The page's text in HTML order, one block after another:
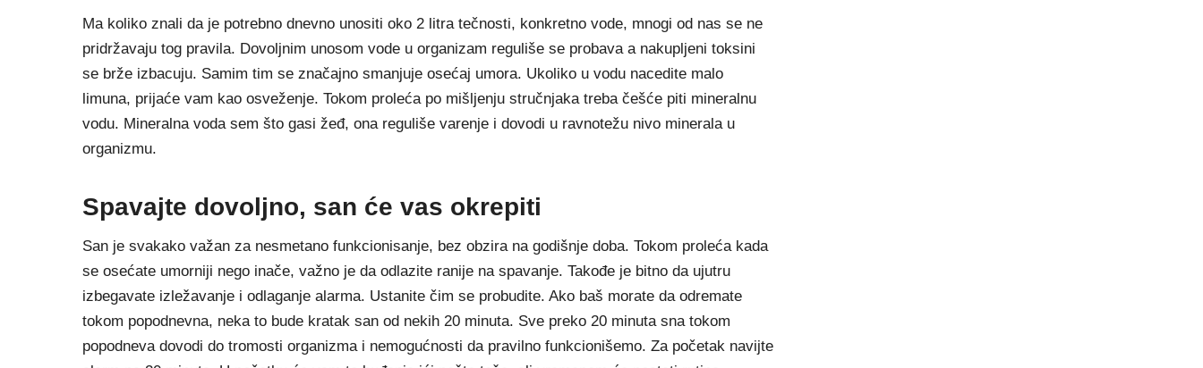
Ma koliko znali da je potrebno dnevno unositi oko 2 litra tečnosti, konkretno vode, mnogi od nas se ne
pridržavaju tog pravila. Dovoljnim unosom vode u organizam reguliše se probava a nakupljeni toksini
se brže izbacuju. Samim tim se značajno smanjuje osećaj umora. Ukoliko u vodu nacedite malo
limuna, prijaće vam kao osveženje. Tokom proleća po mišljenju stručnjaka treba češće piti mineralnu
vodu. Mineralna voda sem što gasi žeđ, ona reguliše varenje i dovodi u ravnotežu nivo minerala u
organizmu.
Spavajte dovoljno, san će vas okrepiti
San je svakako važan za nesmetano funkcionisanje, bez obzira na godišnje doba. Tokom proleća kada
se osećate umorniji nego inače, važno je da odlazite ranije na spavanje. Takođe je bitno da ujutru
izbegavate izležavanje i odlaganje alarma. Ustanite čim se probudite. Ako baš morate da odremate
tokom popodnevna, neka to bude kratak san od nekih 20 minuta. Sve preko 20 minuta sna tokom
popodneva dovodi do tromosti organizma i nemogućnosti da pravilno funkcionišemo. Za početak navijte